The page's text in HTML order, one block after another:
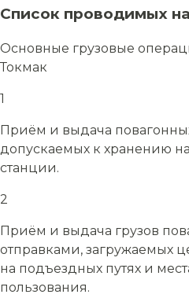
Список проводимых
Основные грузовые
Токмак
1
Приём и выдача
допускаемых к хранению
станции.
2
Приём и выдача грузов
отправками, загружаемых
на подъездных путях и
пользования.